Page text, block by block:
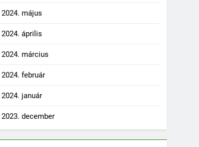
2024. május
2024. április
2024. március
2024. február
2024. január
2023. december